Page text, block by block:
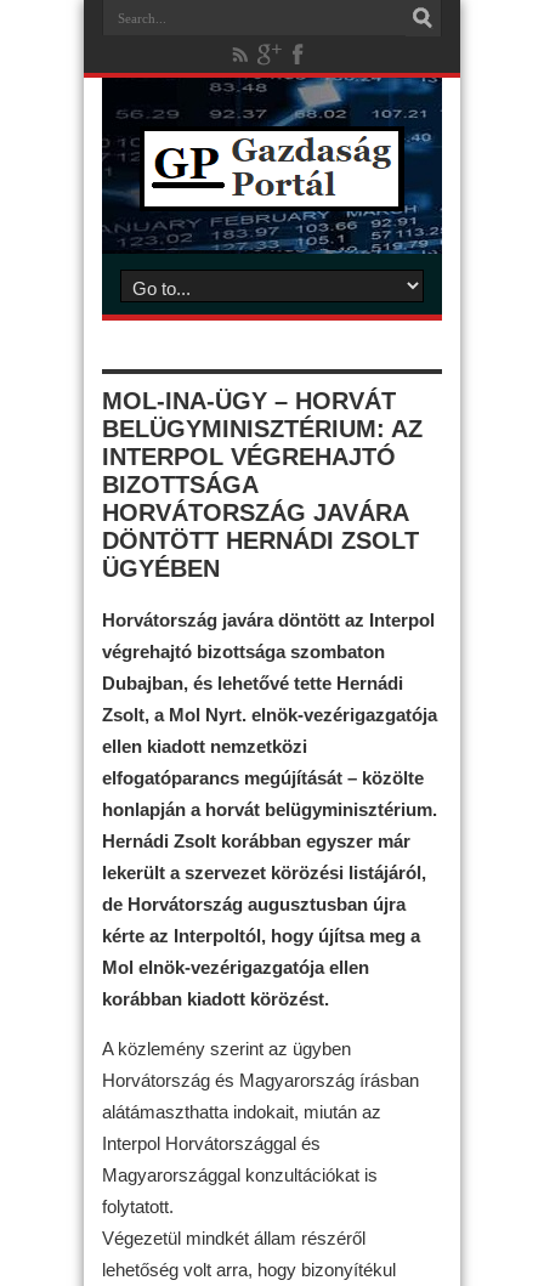
MOL-INA-ÜGY – HORVÁT
BELÜGYMINISZTÉRIUM: AZ
INTERPOL VÉGREHAJTÓ
BIZOTTSÁGA
HORVÁTORSZÁG JAVÁRA
DÖNTÖTT HERNÁDI ZSOLT
ÜGYÉBEN
Horvátország javára döntött az Interpol
végrehajtó bizottsága szombaton
Dubajban, és lehetővé tette Hernádi
Zsolt, a Mol Nyrt. elnök-vezérigazgatója
ellen kiadott nemzetközi
elfogatóparancs megújítását – közölte
honlapján a horvát belügyminisztérium.
Hernádi Zsolt korábban egyszer már
lekerült a szervezet körözési listájáról,
de Horvátország augusztusban újra
kérte az Interpoltól, hogy újítsa meg a
Mol elnök-vezérigazgatója ellen
korábban kiadott körözést.
A közlemény szerint az ügyben
Horvátország és Magyarország írásban
alátámaszthatta indokait, miután az
Interpol Horvátországgal és
Magyarországgal konzultációkat is
folytatott.
Végezetül mindkét állam részéről
lehetőség volt arra, hogy bizonyítékul